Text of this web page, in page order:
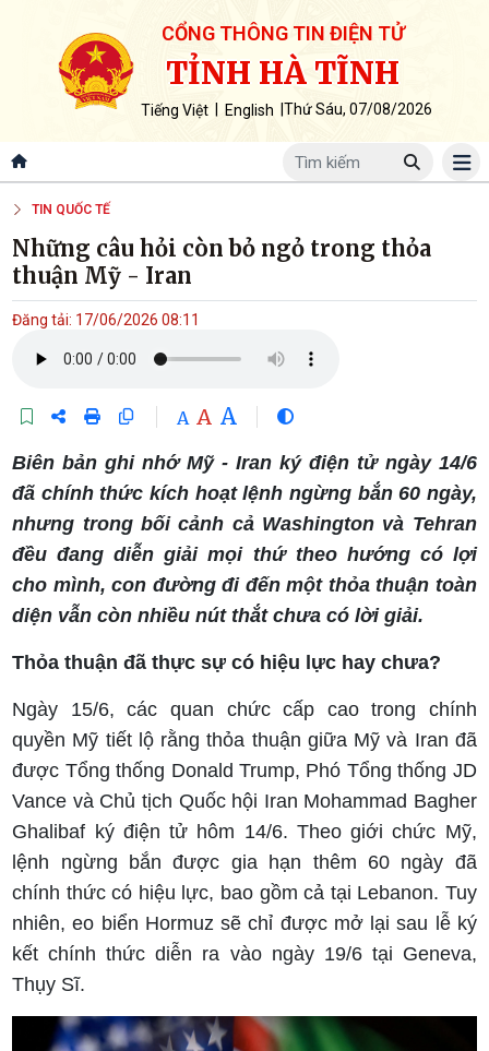
CỔNG THÔNG TIN ĐIỆN TỬ
TỈNH HÀ TĨNH
Tiếng Việt English Thứ Sáu, 07/08/2026
TIN QUỐC TẾ
Những câu hỏi còn bỏ ngỏ trong thỏa
thuận Mỹ - Iran
Đăng tải: 17/06/2026 08:11
A A A
Biên bản ghi nhớ Mỹ - Iran ký điện tử ngày 14/6
đã chính thức kích hoạt lệnh ngừng bắn 60 ngày,
nhưng trong bối cảnh cả Washington và Tehran
đều đang diễn giải mọi thứ theo hướng có lợi
cho mình, con đường đi đến một thỏa thuận toàn
diện vẫn còn nhiều nút thắt chưa có lời giải.
Thỏa thuận đã thực sự có hiệu lực hay chưa?
Ngày 15/6, các quan chức cấp cao trong chính
quyền Mỹ tiết lộ rằng thỏa thuận giữa Mỹ và Iran đã
được Tổng thống Donald Trump, Phó Tổng thống JD
Vance và Chủ tịch Quốc hội Iran Mohammad Bagher
Ghalibaf ký điện tử hôm 14/6. Theo giới chức Mỹ,
lệnh ngừng bắn được gia hạn thêm 60 ngày đã
chính thức có hiệu lực, bao gồm cả tại Lebanon. Tuy
nhiên, eo biển Hormuz sẽ chỉ được mở lại sau lễ ký
kết chính thức diễn ra vào ngày 19/6 tại Geneva,
Thụy Sĩ.